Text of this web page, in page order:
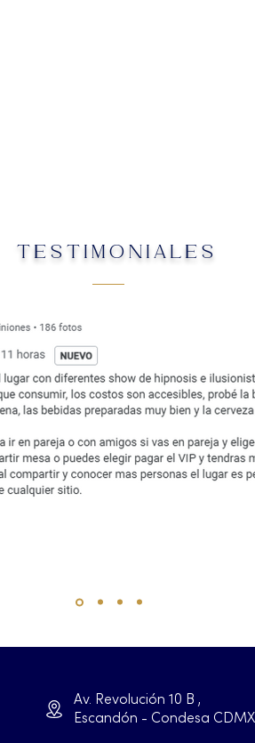
TESTIMONIALES
Av. Revolución 10 B ,
Escandón - Condesa CDMX